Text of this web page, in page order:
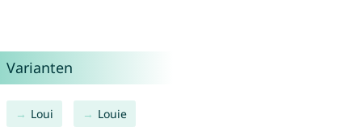
Varianten
Loui Louie